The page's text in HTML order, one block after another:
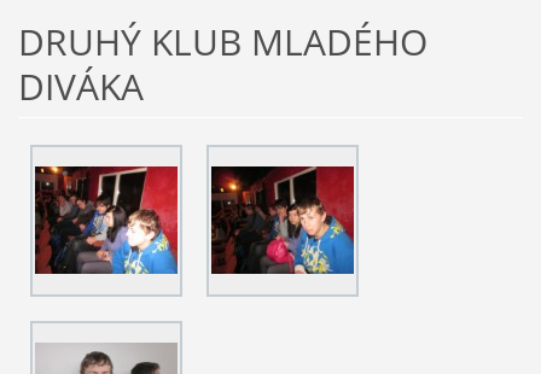
DRUHÝ KLUB MLADÉHO
DIVÁKA